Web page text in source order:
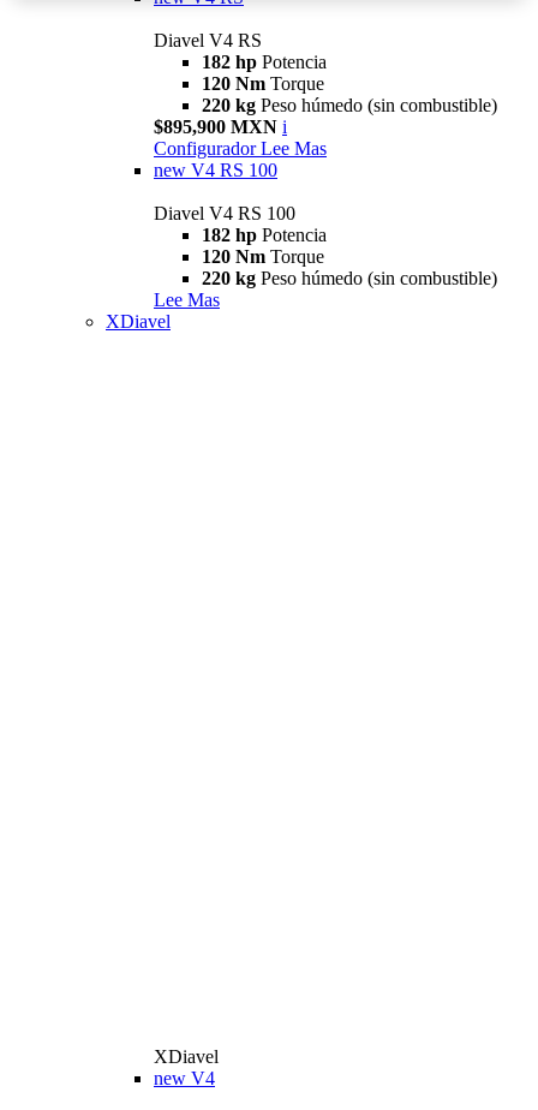
Diavel V4 RS
182 hp Potencia
120 Nm Torque
220 kg Peso húmedo (sin combustible)
$895,900 MXN i
Configurador Lee Mas
new V4 RS 100
Diavel V4 RS 100
182 hp Potencia
120 Nm Torque
220 kg Peso húmedo (sin combustible)
Lee Mas
XDiavel
XDiavel
new V4